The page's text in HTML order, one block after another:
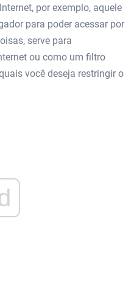
por exemplo, aquele
para poder acessar por
serve para
ou como um filtro
você deseja restringir o